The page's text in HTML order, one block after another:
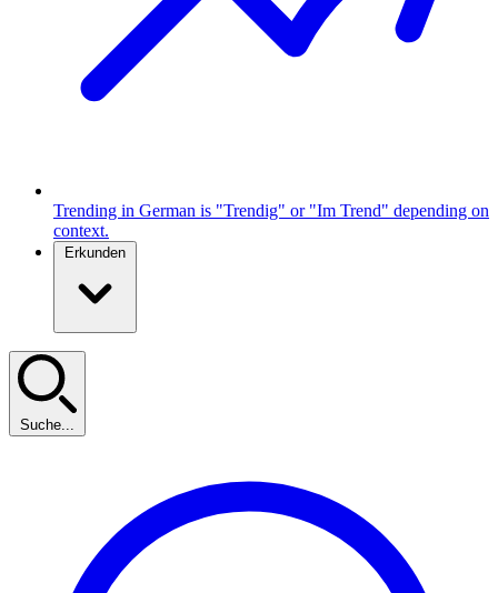
Trending in German is "Trendig" or "Im Trend" depending on
context.
Erkunden
Suche...